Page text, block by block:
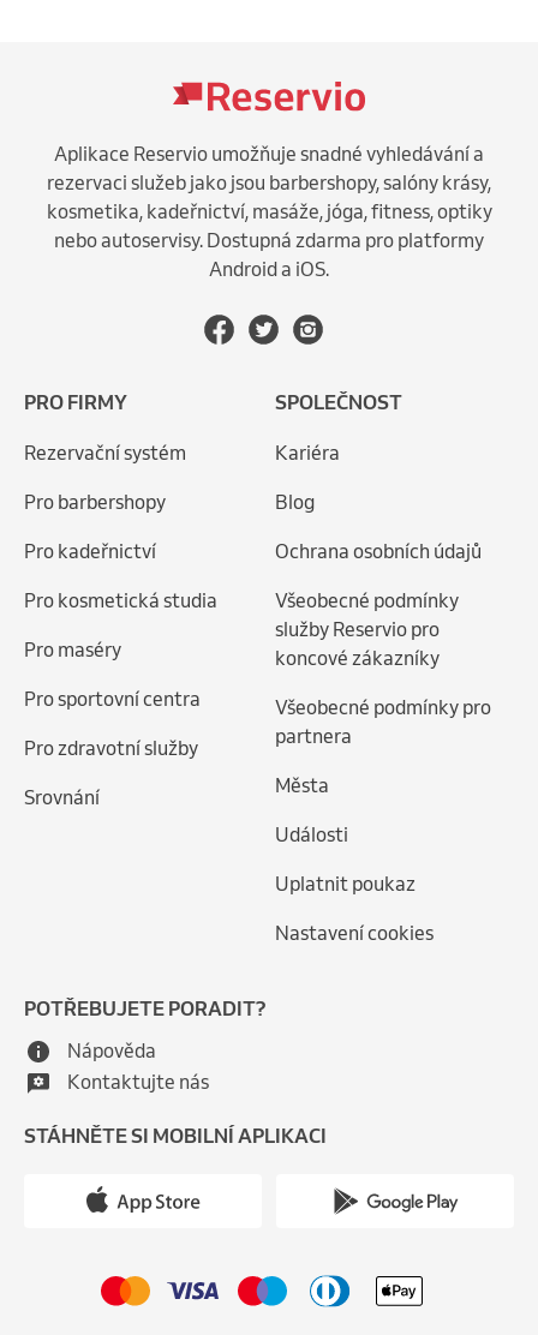
Aplikace Reservio umožňuje snadné vyhledávání a
rezervaci služeb jako jsou barbershopy, salóny krásy,
kosmetika, kadeřnictví, masáže, jóga, fitness, optiky
nebo autoservisy. Dostupná zdarma pro platformy
Android a iOS.
PRO FIRMY
Rezervační systém
Pro barbershopy
Pro kadeřnictví
Pro kosmetická studia
Pro maséry
Pro sportovní centra
Pro zdravotní služby
Srovnání
SPOLEČNOST
Kariéra
Blog
Ochrana osobních údajů
Všeobecné podmínky
služby Reservio pro
koncové zákazníky
Všeobecné podmínky pro
partnera
Města
Události
Uplatnit poukaz
Nastavení cookies
POTŘEBUJETE PORADIT?
Nápověda
Kontaktujte nás
STÁHNĚTE SI MOBILNÍ APLIKACI